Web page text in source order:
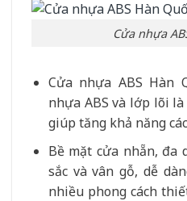
Cửa nhựa
Cửa nhựa ABS Hàn
nhựa ABS và lớp lõi
giúp tăng khả năng
Bề mặt cửa nhẵn, đa
sắc và vân gỗ, dễ
nhiều phong cách